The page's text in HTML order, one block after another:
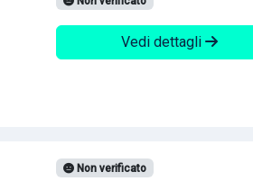
Vedi dettagli
Non verificato